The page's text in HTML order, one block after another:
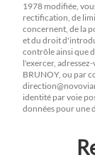
1978 modifiée,
rectification, de
concernent, de la
et du droit
contrôle ainsi que
l'exercer,
BRUNOY, ou par
identité par voie
données pour une